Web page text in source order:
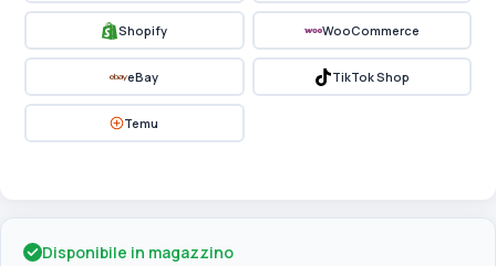
Shopify WooCommerce
eBay TikTok Shop
Temu
Disponibile in magazzino